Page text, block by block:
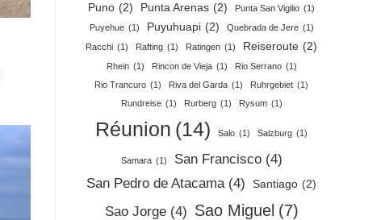
Puno (2) Punta Arenas (2) Punta San Vigilio (1)
Puyehue (1) Puyuhuapi (2) Quebrada de Jere (1)
Racchi (1) Rafting (1) Ratingen (1) Reiseroute (2)
Rhein (1) Rincon de Vieja (1) Rio Serrano (1)
Rio Trancuro (1) Riva del Garda (1) Ruhrgebiet (1)
Rundreise (1) Rurberg (1) Rysum (1)
Réunion (14) Salo (1) Salzburg (1)
Samara (1) San Francisco (4)
San Pedro de Atacama (4) Santiago (2)
Sao Jorge (4) Sao Miguel (7)